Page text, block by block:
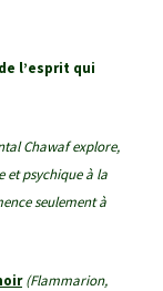
l’esprit qui
Chawaf explore,
et psychique à la
seulement à
(Flammarion,